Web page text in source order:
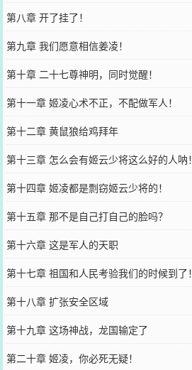
第八章 开了挂了！
第九章 我们愿意相信姜凌！
第十章 二十七尊神明，同时觉醒！
第十一章 姬凌心术不正，不配做军人！
第十二章 黄鼠狼给鸡拜年
第十三章 怎么会有姬云少将这么好的人呐！
第十四章 姬凌都是剽窃姬云少将的！
第十五章 那不是自己打自己的脸吗？
第十六章 这是军人的天职
第十七章 祖国和人民考验我们的时候到了！
第十八章 扩张安全区域
第十九章 这场神战，龙国输定了
第二十章 姬凌，你必死无疑！